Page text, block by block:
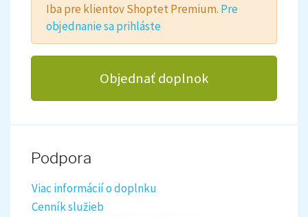
Iba pre klientov Shoptet Premium. Pre
objednanie sa prihláste
Objednať doplnok
Podpora
Viac informácií o doplnku
Cenník služieb